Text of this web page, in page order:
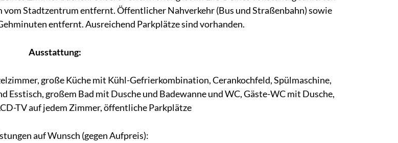
Stadtzentrum entfernt. Öffentlicher Nahverkehr (Bus und Straßenbahn) sowie
entfernt. Ausreichend Parkplätze sind vorhanden.
Ausstattung:
große Küche mit Kühl-Gefrierkombination, Cerankochfeld, Spülmaschine,
Esstisch, großem Bad mit Dusche und Badewanne und WC, Gäste-WC mit Dusche,
TV auf jedem Zimmer, öffentliche Parkplätze
auf Wunsch (gegen Aufpreis):